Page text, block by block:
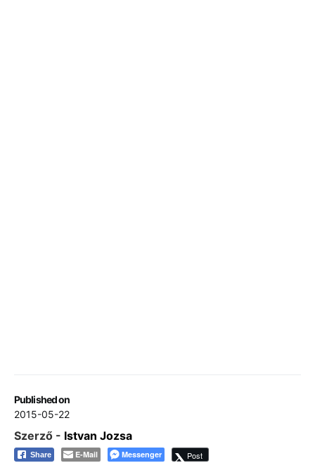
Published on
2015-05-22
Szerző - Istvan Jozsa
Share E-Mail Messenger Post